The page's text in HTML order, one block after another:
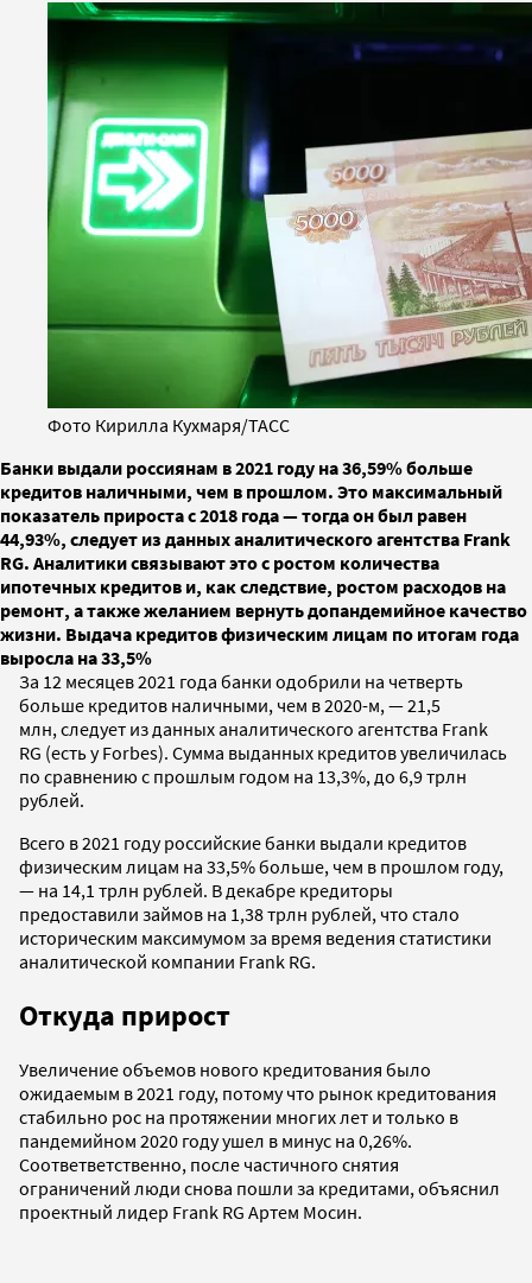
Фото Кирилла Кухмаря/ТАСС
Банки выдали россиянам в 2021 году на 36,59% больше
кредитов наличными, чем в прошлом. Это максимальный
показатель прироста с 2018 года — тогда он был равен
44,93%, следует из данных аналитического агентства Frank
RG. Аналитики связывают это с ростом количества
ипотечных кредитов и, как следствие, ростом расходов на
ремонт, а также желанием вернуть допандемийное качество
жизни. Выдача кредитов физическим лицам по итогам года
выросла на 33,5%
За 12 месяцев 2021 года банки одобрили на четверть
больше кредитов наличными, чем в 2020-м, — 21,5
млн, следует из данных аналитического агентства Frank
RG (есть у Forbes). Сумма выданных кредитов увеличилась
по сравнению с прошлым годом на 13,3%, до 6,9 трлн
рублей.
Всего в 2021 году российские банки выдали кредитов
физическим лицам на 33,5% больше, чем в прошлом году,
— на 14,1 трлн рублей. В декабре кредиторы
предоставили займов на 1,38 трлн рублей, что стало
историческим максимумом за время ведения статистики
аналитической компании Frank RG.
Откуда прирост
Увеличение объемов нового кредитования было
ожидаемым в 2021 году, потому что рынок кредитования
стабильно рос на протяжении многих лет и только в
пандемийном 2020 году ушел в минус на 0,26%.
Соответветственно, после частичного снятия
ограничений люди снова пошли за кредитами, объяснил
проектный лидер Frank RG Артем Мосин.